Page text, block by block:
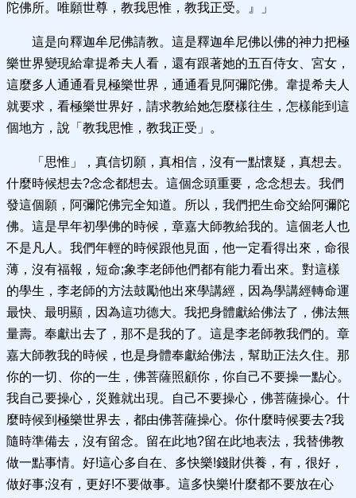
陀佛所。唯願世尊，教我思惟，教我正受。』」
這是向釋迦牟尼佛請教。這是釋迦牟尼佛以佛的神力把極
樂世界變現給韋提希夫人看，還有跟著她的五百侍女、宮女，
這麼多人通通看見極樂世界，通通看見阿彌陀佛。韋提希夫人
就要求，看極樂世界好，請求教給她怎麼樣往生，怎樣能到這
個地方，說「教我思惟，教我正受」。
「思惟」，真信切願，真相信，沒有一點懷疑，真想去。
什麼時候想去?念念都想去。這個念頭重要，念念想去。我們
發這個願，阿彌陀佛完全知道。所以，我們把生命交給阿彌陀
佛。這是早年初學佛的時候，章嘉大師教給我的。這個老人也
不是凡人。我們年輕的時候跟他見面，他一定看得出來，命很
薄，沒有福報，短命;象李老師他們都有能力看出來。對這樣
的學生，李老師的方法鼓勵他出來學講經，因為學講經轉命運
最快、最明顯，因為這功德大。我把身體獻給佛法了，佛法無
量壽。奉獻出去了，那不是我的了。這是李老師教我們的。章
嘉大師教我的時候，也是身體奉獻給佛法，幫助正法久住。那
你的一切、你的一生，佛菩薩照顧你，你自己不要操一點心。
我自己要操心，災難就出現。自己不要操心，佛菩薩操心。什
麼時候到極樂世界去，都由佛菩薩操心。你什麼時候要去?我
隨時準備去，沒有留念。留在此地?留在此地表法，我替佛教
做一點事情。好!這心多自在、多快樂!錢財供養，有，很好，
做好事;沒有，更好!不要做事。這多快樂!什麼都不要放在心